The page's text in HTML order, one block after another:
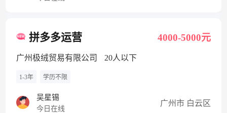
拼多多运营 4000-5000元
广州极绒贸易有限公司 20人以下
1-3年 学历不限
吴星锡
今日在线
广州市 白云区